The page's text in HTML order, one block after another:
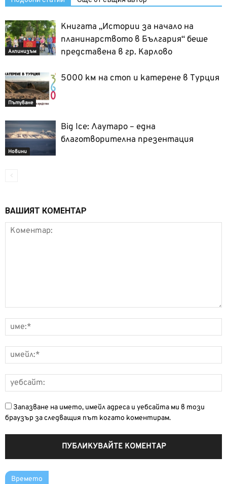
Алпинизъм
Книгата „Истории за начало на
планинарството в България“ беше
представена в гр. Карлово
Пътуване
5000 км на стоп и катерене в Турция
Новини
Big Ice: Лаутаро – една
благотворителна презентация
ВАШИЯТ КОМЕНТАР
Запазване на името, имейл адреса и уебсайта ми в този
браузър за следващия път когато коментирам.
Времето